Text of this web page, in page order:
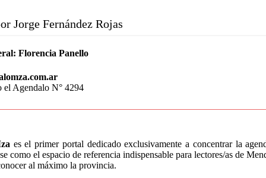
Jorge Fernández Rojas
Florencia Panello
el Agendalo N° 4294
es el primer portal dedicado exclusivamente a concentrar la
como el espacio de referencia indispensable para lectores/as de
al máximo la provincia.